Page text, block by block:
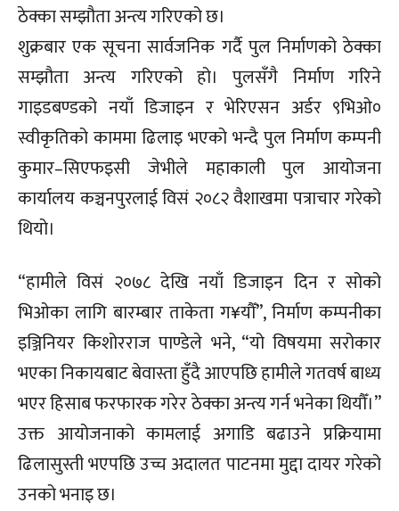
ठेक्का सम्झौता अन्त्य गरिएको छ।
शुक्रबार एक सूचना सार्वजनिक गर्दै पुल निर्माणको ठेक्का
सम्झौता अन्त्य गरिएको हो। पुलसँगै निर्माण गरिने
गाइडबण्डको नयाँ डिजाइन र भेरिएसन अर्डर ९भिओ०
स्वीकृतिको काममा ढिलाइ भएको भन्दै पुल निर्माण कम्पनी
कुमार–सिएफइसी जेभीले महाकाली पुल आयोजना
कार्यालय कञ्चनपुरलाई विसं २०८२ वैशाखमा पत्राचार गरेको
थियो।
“हामीले विसं २०७८ देखि नयाँ डिजाइन दिन र सोको
भिओका लागि बारम्बार ताकेता ग¥यौँ”, निर्माण कम्पनीका
इञ्जिनियर किशोरराज पाण्डेले भने, “यो विषयमा सरोकार
भएका निकायबाट बेवास्ता हुँदै आएपछि हामीले गतवर्ष बाध्य
भएर हिसाब फरफारक गरेर ठेक्का अन्त्य गर्न भनेका थियौँ।”
उक्त आयोजनाको कामलाई अगाडि बढाउने प्रक्रियामा
ढिलासुस्ती भएपछि उच्च अदालत पाटनमा मुद्दा दायर गरेको
उनको भनाइ छ।